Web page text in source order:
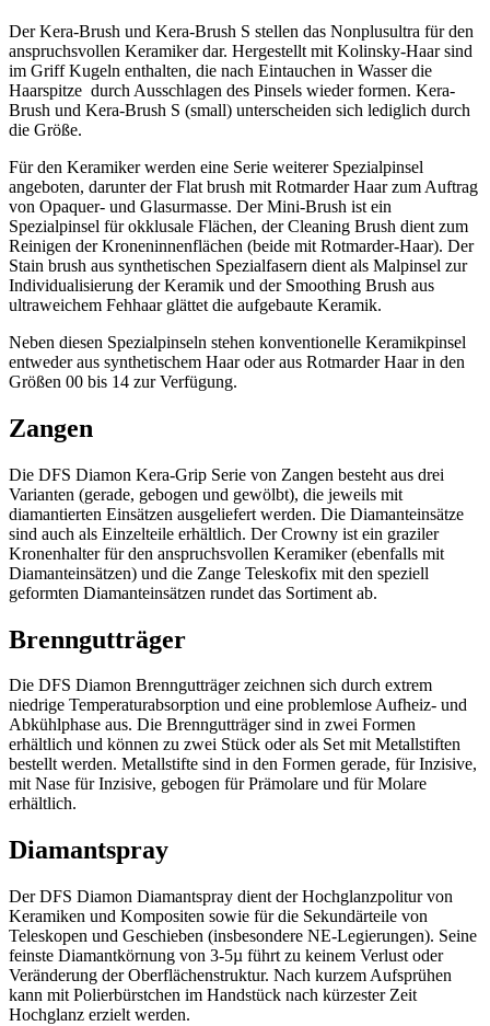
Der Kera-Brush und Kera-Brush S stellen das Nonplusultra für den
anspruchsvollen Keramiker dar. Hergestellt mit Kolinsky-Haar sind
im Griff Kugeln enthalten, die nach Eintauchen in Wasser die
Haarspitze durch Ausschlagen des Pinsels wieder formen. Kera-
Brush und Kera-Brush S (small) unterscheiden sich lediglich durch
die Größe.
Für den Keramiker werden eine Serie weiterer Spezialpinsel
angeboten, darunter der Flat brush mit Rotmarder Haar zum Auftrag
von Opaquer- und Glasurmasse. Der Mini-Brush ist ein
Spezialpinsel für okklusale Flächen, der Cleaning Brush dient zum
Reinigen der Kroneninnenflächen (beide mit Rotmarder-Haar). Der
Stain brush aus synthetischen Spezialfasern dient als Malpinsel zur
Individualisierung der Keramik und der Smoothing Brush aus
ultraweichem Fehhaar glättet die aufgebaute Keramik.
Neben diesen Spezialpinseln stehen konventionelle Keramikpinsel
entweder aus synthetischem Haar oder aus Rotmarder Haar in den
Größen 00 bis 14 zur Verfügung.
Zangen
Die DFS Diamon Kera-Grip Serie von Zangen besteht aus drei
Varianten (gerade, gebogen und gewölbt), die jeweils mit
diamantierten Einsätzen ausgeliefert werden. Die Diamanteinsätze
sind auch als Einzelteile erhältlich. Der Crowny ist ein graziler
Kronenhalter für den anspruchsvollen Keramiker (ebenfalls mit
Diamanteinsätzen) und die Zange Teleskofix mit den speziell
geformten Diamanteinsätzen rundet das Sortiment ab.
Brenngutträger
Die DFS Diamon Brenngutträger zeichnen sich durch extrem
niedrige Temperaturabsorption und eine problemlose Aufheiz- und
Abkühlphase aus. Die Brenngutträger sind in zwei Formen
erhältlich und können zu zwei Stück oder als Set mit Metallstiften
bestellt werden. Metallstifte sind in den Formen gerade, für Inzisive,
mit Nase für Inzisive, gebogen für Prämolare und für Molare
erhältlich.
Diamantspray
Der DFS Diamon Diamantspray dient der Hochglanzpolitur von
Keramiken und Kompositen sowie für die Sekundärteile von
Teleskopen und Geschieben (insbesondere NE-Legierungen). Seine
feinste Diamantkörnung von 3-5µ führt zu keinem Verlust oder
Veränderung der Oberflächenstruktur. Nach kurzem Aufsprühen
kann mit Polierbürstchen im Handstück nach kürzester Zeit
Hochglanz erzielt werden.